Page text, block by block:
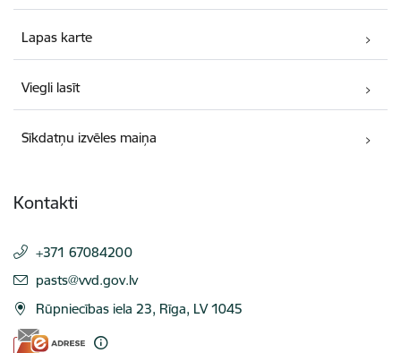
Lapas karte
Viegli lasīt
Sīkdatņu izvēles maiņa
Kontakti
+371 67084200
E-pasts:
pasts@vvd.gov.lv
Rūpniecības iela 23, Rīga, LV 1045